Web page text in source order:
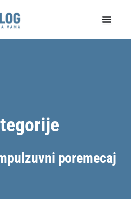
poremecaj